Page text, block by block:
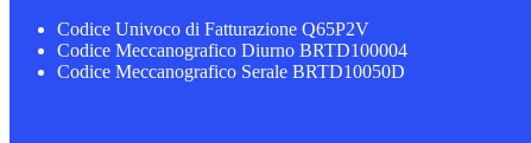
Codice Univoco di Fatturazione Q65P2V
Codice Meccanografico Diurno BRTD100004
Codice Meccanografico Serale BRTD10050D